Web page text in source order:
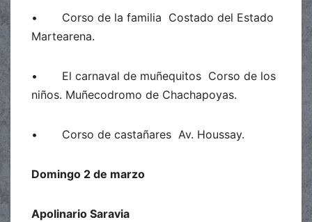
• Corso de la familia Costado del Estado
Martearena.
• El carnaval de muñequitos Corso de los
niños. Muñecodromo de Chachapoyas.
• Corso de castañares Av. Houssay.
Domingo 2 de marzo
Apolinario Saravia